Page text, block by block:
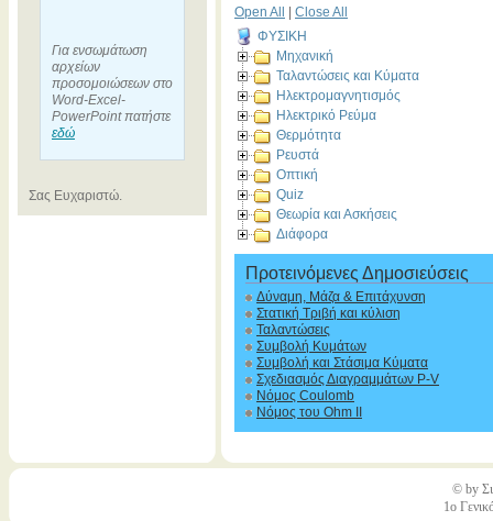
Για ενσωμάτωση
αρχείων
προσομοιώσεων στο
Word-Excel-
PowerPoint πατήστε
εδώ
Σας Ευχαριστώ.
Open All
Close All
ΦΥΣΙΚΗ
Μηχανική
Ταλαντώσεις και Κύματα
Ηλεκτρομαγνητισμός
Ηλεκτρικό Ρεύμα
Θερμότητα
Ρευστά
Οπτική
Quiz
Θεωρία και Ασκήσεις
Διάφορα
Προτεινόμενες Δημοσιεύσεις
Δύναμη, Μάζα & Επιτάχυνση
Στατική Τριβή και κύλιση
Ταλαντώσεις
Συμβολή Κυμάτων
Συμβολή και Στάσιμα Κύματα
Σχεδιασμός Διαγραμμάτων P-V
Νόμος Coulomb
Νόμος του Ohm II
© by
1ο